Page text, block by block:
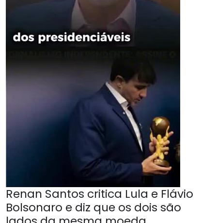
Renan Santos critica Lula e Flávio
Bolsonaro e diz que os dois são